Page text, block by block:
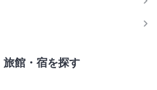
館・宿を探す